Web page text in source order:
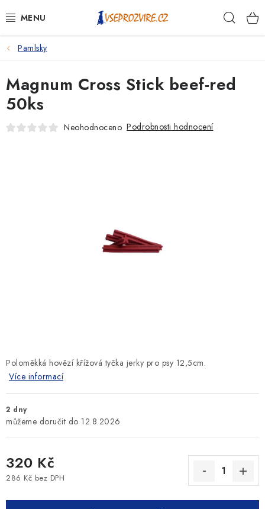
na
PSI
KOČKY
KONĚ
KRÁLÍCI/HLODAVCI/PTÁCI
Pamlsky
Poloměkká hovězí křížová tyčka jerky pro psy 12,5cm.
Více informací
2 dny
12.8.2026
320 Kč
286 Kč bez DPH
Magnum Cross Stick beef-red
50ks
Neohodnoceno Podrobnosti hodnocení